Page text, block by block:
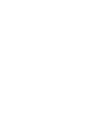
Einerseits benötigt
Anforderungen der Zukunft
globalen Markt
brauchen junge Menschen
ihnen nicht nur ein
auch ihre persönliche
stellt. Die beste Antwort auf
Ausbildung in einem
sollte aus den